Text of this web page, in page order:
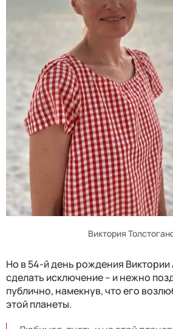
Виктория
Но в 54-й день рождения Виктории
сделать исключение – и нежно
публично, намекнув, что его
этой планеты.